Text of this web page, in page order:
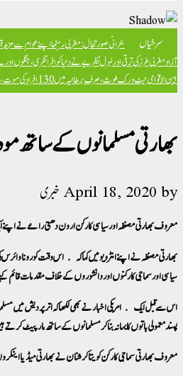
سرخیاں بحرانی صورتحال: مغربی رہنما اپنے عوام سے
آزادمغربی طرز کی ترقی اور لبرل نظریے نے دنیا کو افراتفری،
بین الاقوامی نیٹ ورک ملوث، صرف برطانیہ میں 130 افراد کی موت، چشم کشا انکشافات
بھارتی مسلمانوں کے ساتھ
April 18, 2020 by خبری
معروف بھارتی مصنفہ اور سیاسی کارکن ارون دھتی رائے نے
بھارتی مصنفہ نے اپنے انٹرویو میں کہا کہ اس وقت کورونا
سیاسی اور سماجی کارکنوں اور دانشوروں کے خلاف مقدمات قائم
اس سے قبل ایک امریکی اخبار نے بھی لکھا کہ اتر پردیش میں
پسند معمولی باتوں کا بہانہ بنا کر مسلمانوں کے ساتھ مار پیٹ
معروف بھارتی سماجی کارکن کویتا کرشنان نے بھارتی میڈیا